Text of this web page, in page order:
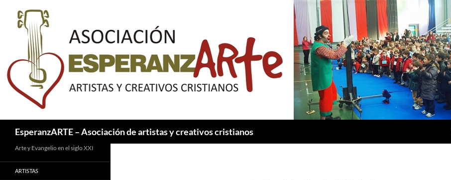
contenido
EsperanzARTE – Asociación de artistas y creativos cristianos
Arte y Evangelio en el siglo XXI
ARTISTAS